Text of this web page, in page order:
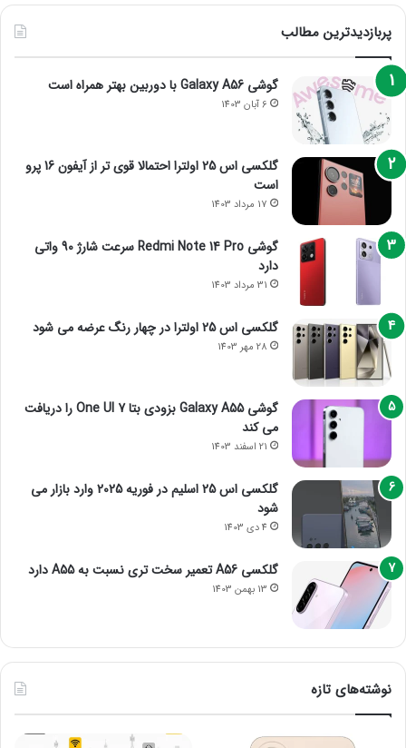
پربازدیدترین مطالب
گوشی Galaxy A56 با دوربین بهتر همراه است
6 آبان 1403
گلکسی اس 25 اولترا احتمالا قوی تر از آیفون 16 پرو
است
17 مرداد 1403
گوشی Redmi Note 14 Pro سرعت شارژ 90 واتی
دارد
31 مرداد 1403
گلکسی اس 25 اولترا در چهار رنگ عرضه می شود
28 مهر 1403
گوشی Galaxy A55 بزودی بتا One UI 7 را دریافت
می کند
21 اسفند 1403
گلکسی اس 25 اسلیم در فوریه 2025 وارد بازار می
شود
4 دی 1403
گلکسی A56 تعمیر سخت تری نسبت به A55 دارد
13 بهمن 1403
نوشته‌های تازه